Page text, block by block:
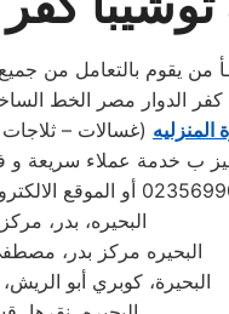
من يقوم بالتعامل من
الدوار مصر الخط
المنزليه (غسالات –
ب خدمة عملاء سريعة و
البحيره، بدر،
البحيره مركز بدر،
البحيرة، كوبري أبو